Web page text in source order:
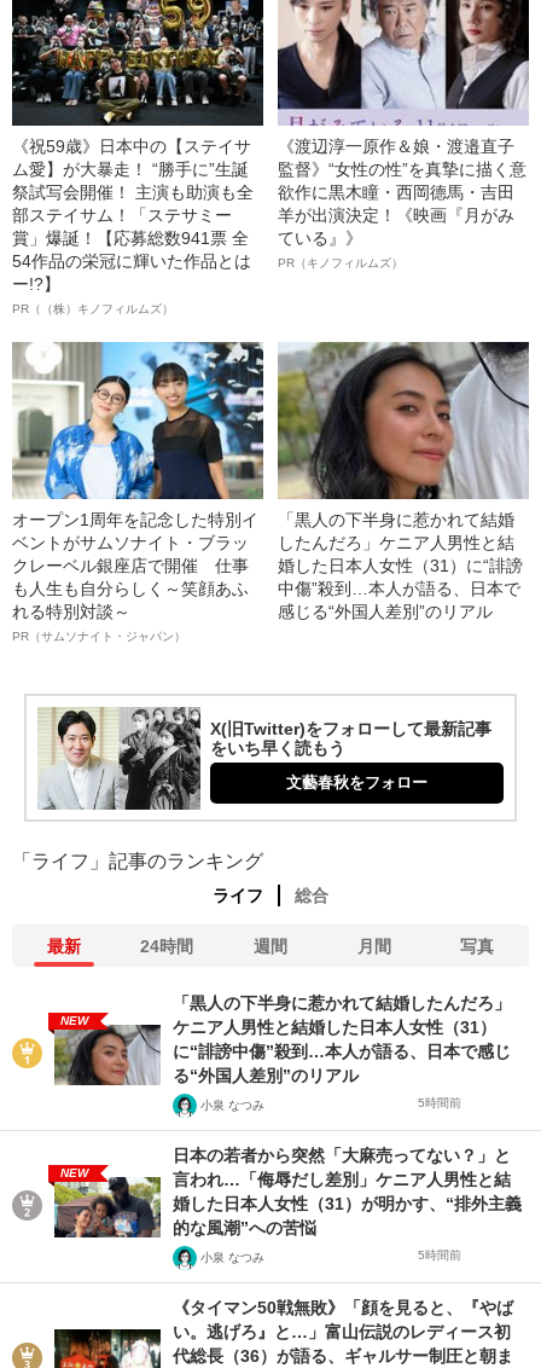
《祝59歳》日本中の【ステイサ
ム愛】が大暴走！ “勝手に”生誕
祭試写会開催！ 主演も助演も全
部ステイサム！「ステサミー
賞」爆誕！【応募総数941票 全
54作品の栄冠に輝いた作品とは
ー!?】
PR（（株）キノフィルムズ）
《渡辺淳一原作＆娘・渡邉直子
監督》“女性の性”を真摯に描く意
欲作に黒木瞳・西岡德馬・吉田
羊が出演決定！《映画『月がみ
ている』》
PR（キノフィルムズ）
オープン1周年を記念した特別イ
ベントがサムソナイト・ブラッ
クレーベル銀座店で開催 仕事
も人生も自分らしく～笑顔あふ
れる特別対談～
PR（サムソナイト・ジャパン）
「黒人の下半身に惹かれて結婚
したんだろ」ケニア人男性と結
婚した日本人女性（31）に“誹謗
中傷”殺到…本人が語る、日本で
感じる“外国人差別”のリアル
X(旧Twitter)をフォローして最新記事
をいち早く読もう
文藝春秋をフォロー
「ライフ」記事のランキング
ライフ 総合
最新 24時間 週間 月間 写真
NEW
「黒人の下半身に惹かれて結婚したんだろ」
ケニア人男性と結婚した日本人女性（31）
に“誹謗中傷”殺到…本人が語る、日本で感じ
る“外国人差別”のリアル
小泉 なつみ 5時間前
NEW
日本の若者から突然「大麻売ってない？」と
言われ…「侮辱だし差別」ケニア人男性と結
婚した日本人女性（31）が明かす、“排外主義
的な風潮”への苦悩
小泉 なつみ 5時間前
《タイマン50戦無敗》「顔を見ると、『やば
い。逃げろ』と…」富山伝説のレディース初
代総長（36）が語る、ギャルサー制圧と朝ま